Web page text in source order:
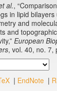
al.,
in lipid bilayers
and
and
European
, vol. 40, no. 7,
| EndNote |